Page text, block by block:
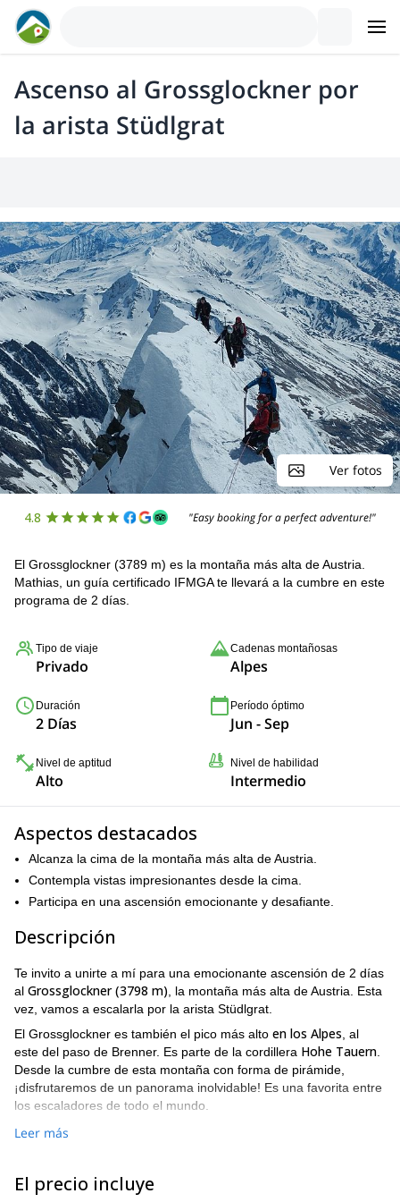
Ascenso al Grossglockner por
la arista Stüdlgrat
Ver fotos
4.8 "Easy booking for a perfect adventure!"
El Grossglockner (3789 m) es la montaña más alta de Austria.
Mathias, un guía certificado IFMGA te llevará a la cumbre en este
programa de 2 días.
Tipo de viaje
Privado
Cadenas montañosas
Alpes
Duración
2 Días
Período óptimo
Jun - Sep
Nivel de aptitud
Alto
Nivel de habilidad
Intermedio
Aspectos destacados
Alcanza la cima de la montaña más alta de Austria.
Contempla vistas impresionantes desde la cima.
Participa en una ascensión emocionante y desafiante.
Descripción
Te invito a unirte a mí para una emocionante ascensión de 2 días
al Grossglockner (3798 m) , la montaña más alta de Austria. Esta
vez, vamos a escalarla por la arista Stüdlgrat.
El Grossglockner es también el pico más alto en los Alpes , al
este del paso de Brenner. Es parte de la cordillera Hohe Tauern
Desde la cumbre de esta montaña con forma de pirámide,
¡disfrutaremos de un panorama inolvidable! Es una favorita entre
los escaladores de todo el mundo.
La escalada por la arista Stüdlgrat está calificada 3-4 en la escala
hacer una sesión de entrenamiento juntos si careces de
Leer más
El precio incluye